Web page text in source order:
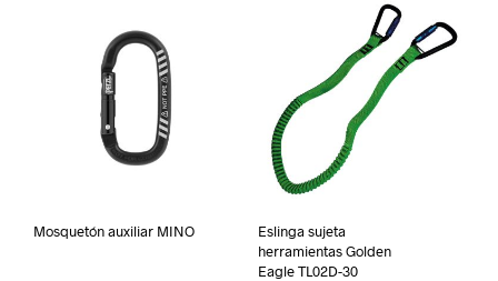
Mosquetón auxiliar MINO
Eslinga sujeta
herramientas Golden
Eagle TL02D-30